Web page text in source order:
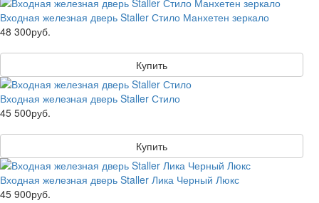
Входная железная дверь Staller Стило Манхетен зеркало
48 300руб.
Купить
Входная железная дверь Staller Стило
45 500руб.
Купить
Входная железная дверь Staller Лика Черный Люкс
45 900руб.